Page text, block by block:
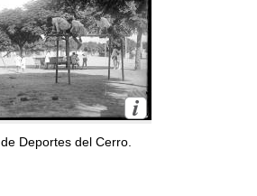
Deportes del Cerro.